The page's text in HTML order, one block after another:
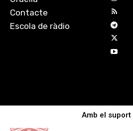
Contacte
Escola de ràdio
Amb el suport